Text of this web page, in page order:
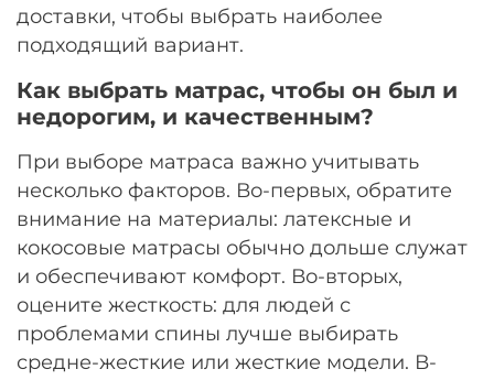
доставки, чтобы выбрать наиболее
подходящий вариант.
Как выбрать матрас, чтобы он был и
недорогим, и качественным?
При выборе матраса важно учитывать
несколько факторов. Во-первых, обратите
внимание на материалы: латексные и
кокосовые матрасы обычно дольше служат
и обеспечивают комфорт. Во-вторых,
оцените жесткость: для людей с
проблемами спины лучше выбирать
средне-жесткие или жесткие модели. В-